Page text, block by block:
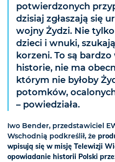
potwierdzonych
dzisiaj zgłaszają się
wojny Żydzi. Nie
dzieci i wnuki,
korzeni. To są
historie, nie ma
którym nie byłoby
potomków,
– powiedziała.
Iwo Bender, przedstawiciel
Wschodnią podkreślił, że
wpisują się w misję Telewizji
opowiadanie historii Polski